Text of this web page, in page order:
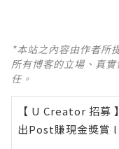
*本站之內容由作者所
所有博客的立場、真
任。
【 U Creator 招募 】
出Post賺現金獎賞 l